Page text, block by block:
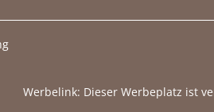
Werbelink: Dieser Werbeplatz ist